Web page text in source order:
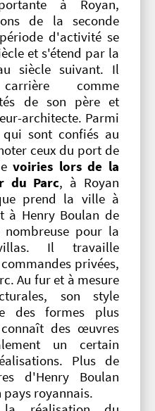
à Royan,
de la seconde
d'activité se
et s'étend par la
siècle suivant. Il
comme
de son père et
architecte. Parmi
sont confiés au
ceux du port de
voiries lors de la
du Parc, à Royan
prend la ville à
à Henry Boulan de
pour la
Il travaille
privées,
Au fur et à mesure
son style
des formes plus
des œuvres
un certain
Plus de
d'Henry Boulan
pays royannais.